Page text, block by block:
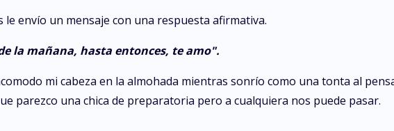
le envío un mensaje con una respuesta afirmativa.
la mañana, hasta entonces, te amo".
mi cabeza en la almohada mientras sonrío como una tonta al
parezco una chica de preparatoria pero a cualquiera nos puede pasar.